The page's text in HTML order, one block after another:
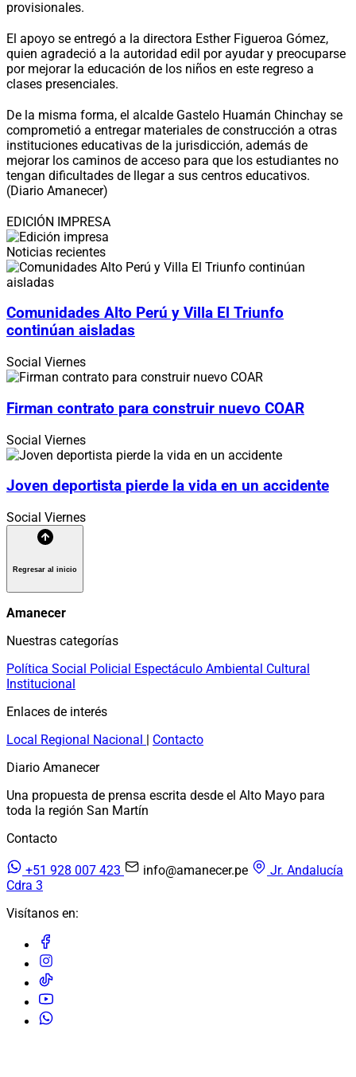
provisionales.
El apoyo se entregó a la directora Esther Figueroa Gómez,
quien agradeció a la autoridad edil por ayudar y preocuparse
por mejorar la educación de los niños en este regreso a
clases presenciales.
De la misma forma, el alcalde Gastelo Huamán Chinchay se
comprometió a entregar materiales de construcción a otras
instituciones educativas de la jurisdicción, además de
mejorar los caminos de acceso para que los estudiantes no
tengan dificultades de llegar a sus centros educativos.
(Diario Amanecer)
EDICIÓN IMPRESA
Noticias recientes
Comunidades Alto Perú y Villa El Triunfo
continúan aisladas
Social Viernes
Firman contrato para construir nuevo COAR
Social Viernes
Joven deportista pierde la vida en un accidente
Social Viernes
Regresar al inicio
Amanecer
Nuestras categorías
Política Social Policial Espectáculo Ambiental Cultural
Institucional
Enlaces de interés
Local Regional Nacional | Contacto
Diario Amanecer
Una propuesta de prensa escrita desde el Alto Mayo para
toda la región San Martín
Contacto
+51 928 007 423 info@amanecer.pe
Jr. Andalucía
Cdra 3
Visítanos en: